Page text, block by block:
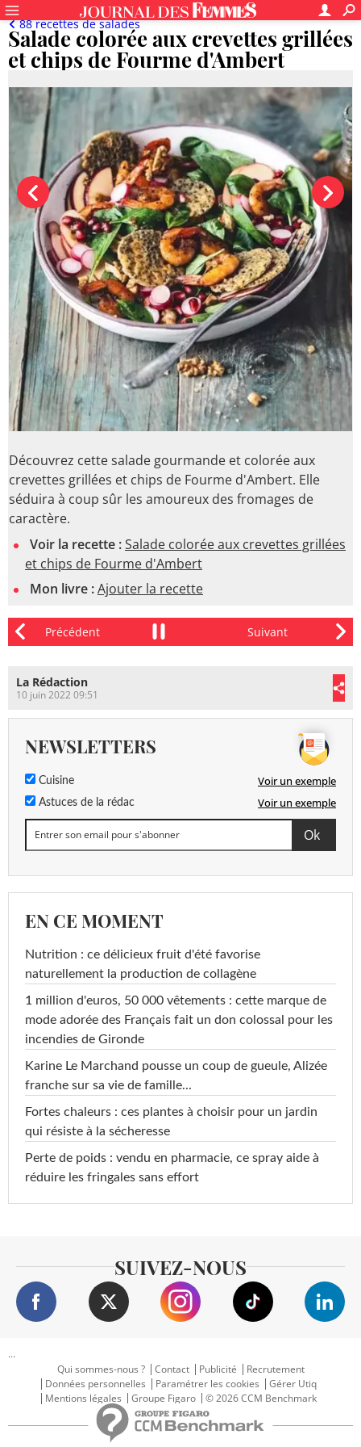
Salade colorée aux crevettes grillées
et chips de Fourme d'Ambert
88 recettes de salades
Découvrez cette salade gourmande et colorée aux
crevettes grillées et chips de Fourme d'Ambert. Elle
séduira à coup sûr les amoureux des fromages de
caractère.
Voir la recette :Salade colorée aux crevettes grillées
et chips de Fourme d'Ambert
Mon livre :Ajouter la recette
La Rédaction
10 juin 2022 09:51
NEWSLETTERS
Cuisine Voir un exemple
Astuces de la rédac Voir un exemple
EN CE MOMENT
Nutrition : ce délicieux fruit d'été favorise
naturellement la production de collagène
1 million d'euros, 50 000 vêtements : cette marque de
mode adorée des Français fait un don colossal pour les
incendies de Gironde
Karine Le Marchand pousse un coup de gueule, Alizée
franche sur sa vie de famille...
Fortes chaleurs : ces plantes à choisir pour un jardin
qui résiste à la sécheresse
Perte de poids : vendu en pharmacie, ce spray aide à
réduire les fringales sans effort
SUIVEZ-NOUS
...
Qui sommes-nous ?
Contact Publicité
Recrutement
Données personnelles
Paramétrer les cookies
Gérer Utiq
Mentions légales
Groupe Figaro © 2026 CCM Benchmark